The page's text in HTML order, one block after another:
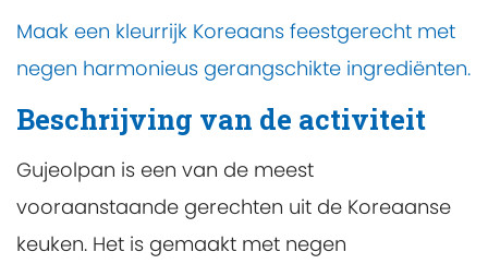
Maak een kleurrijk Koreaans feestgerecht met
negen harmonieus gerangschikte ingrediënten.
Beschrijving van de activiteit
Gujeolpan is een van de meest
vooraanstaande gerechten uit de Koreaanse
keuken. Het is gemaakt met negen